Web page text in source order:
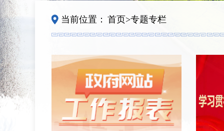
当前位置： 首页>专题专栏